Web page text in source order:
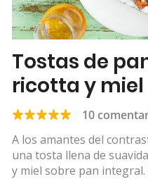
Tostas de
ricotta y miel
10
A los amantes del
una tosta llena de
y miel sobre pan integral.